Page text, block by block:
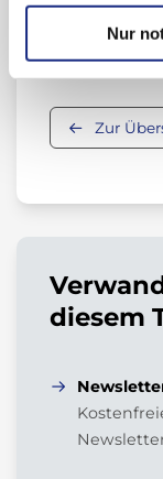
Nur
Beitrag teilen:
Zur
diesem